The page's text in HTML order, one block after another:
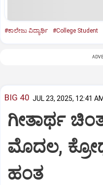
#ಕಾಲೇಜು ವಿದ್ಯಾರ್ಥಿ #College Student
BIG 40 JUL 23, 2025, 12:41
ಗೀತಾರ್ಥ
ಮೊದಲ,
ಹಂತ